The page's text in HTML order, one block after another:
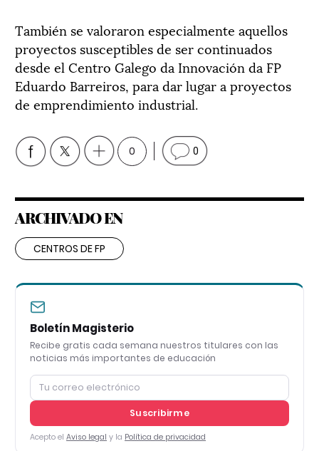
También se valoraron especialmente aquellos
proyectos susceptibles de ser continuados
desde el Centro Galego da Innovación da FP
Eduardo Barreiros, para dar lugar a proyectos
de emprendimiento industrial.
0 0
ARCHIVADO EN
CENTROS DE FP
Boletín Magisterio
Recibe gratis cada semana nuestros titulares con las
noticias más importantes de educación
Suscribirme
Acepto el Aviso legal y la Política de privacidad